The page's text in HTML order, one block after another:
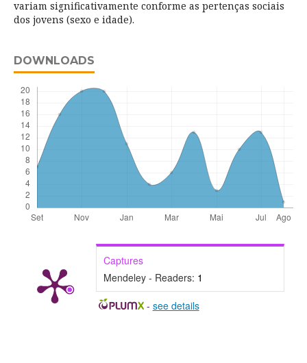
variam significativamente conforme as pertenças sociais
dos jovens (sexo e idade).
DOWNLOADS
Captures
Mendeley - Readers: 1
- see details